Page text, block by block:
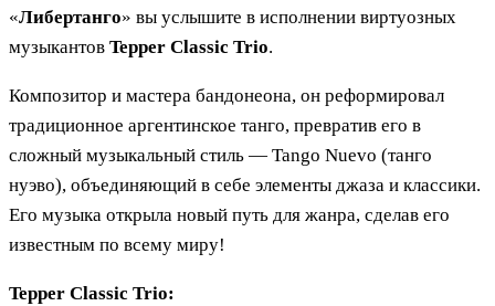
«Либертанго» вы услышите в исполнении виртуозных
музыкантов Tepper Classic Trio.
Композитор и мастера бандонеона, он реформировал
традиционное аргентинское танго, превратив его в
сложный музыкальный стиль — Tango Nuevo (танго
нуэво), объединяющий в себе элементы джаза и классики.
Его музыка открыла новый путь для жанра, сделав его
известным по всему миру!
Tepper Classic Trio: